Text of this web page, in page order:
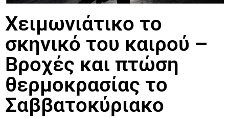
Χειμωνιάτικο το
σκηνικό του καιρού –
Βροχές και πτώση
θερμοκρασίας το
Σαββατοκύριακο